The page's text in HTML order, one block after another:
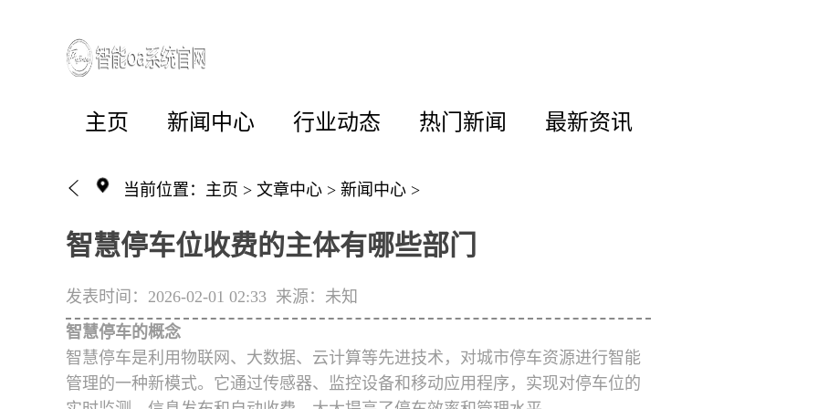
主页 新闻中心 行业动态 热门新闻 最新资讯
当前位置： 主页 > 文章中心 > 新闻中心 >
智慧停车位收费的主体有哪些部门
发表时间：2026-02-01 02:33 来源：未知
智慧停车的概念
智慧停车是利用物联网、大数据、云计算等先进技术，对城市停车资源进行智能
管理的一种新模式。它通过传感器、监控设备和移动应用程序，实现对停车位的